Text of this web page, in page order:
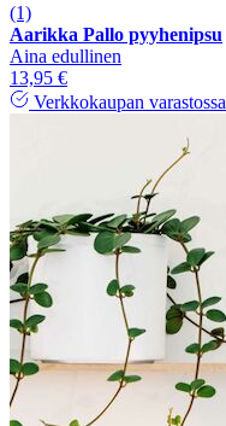
(1)
Aarikka Pallo pyyhenipsu
Aina edullinen
13,95 €
Verkkokaupan varastossa